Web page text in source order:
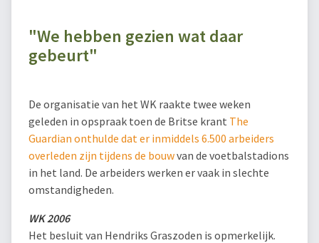
"We hebben gezien wat daar
gebeurt"
De organisatie van het WK raakte twee weken
geleden in opspraak toen de Britse krant The
Guardian onthulde dat er inmiddels 6.500 arbeiders
overleden zijn tijdens de bouwvan de voetbalstadions
in het land. De arbeiders werken er vaak in slechte
omstandigheden.
WK 2006
Het besluit van Hendriks Graszoden is opmerkelijk.